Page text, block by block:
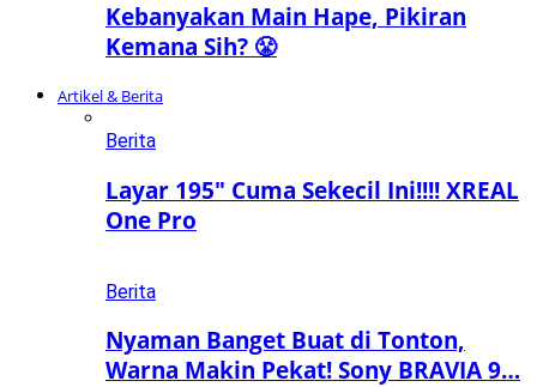
Kebanyakan Main Hape, Pikiran
Kemana Sih? 😤
Artikel & Berita
Berita
Layar 195″ Cuma Sekecil Ini!!!! XREAL
One Pro
Berita
Nyaman Banget Buat di Tonton,
Warna Makin Pekat! Sony BRAVIA 9…